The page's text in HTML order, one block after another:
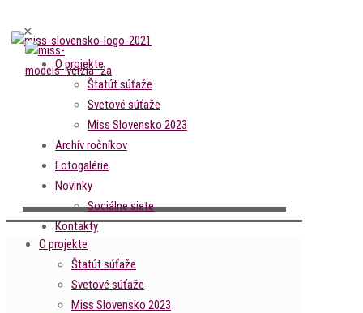
✕
O projekte
Štatút súťaže
Svetové súťaže
Miss Slovensko 2023
Archív ročníkov
Fotogalérie
Novinky
Sociálne siete
Kontakty
O projekte
Štatút súťaže
Svetové súťaže
Miss Slovensko 2023